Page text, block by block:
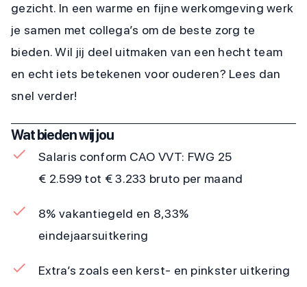
gezicht. In een warme en fijne werkomgeving werk
je samen met collega’s om de beste zorg te
bieden. Wil jij deel uitmaken van een hecht team
en echt iets betekenen voor ouderen? Lees dan
snel verder!
Wat bieden wij jou
Salaris conform CAO VVT: FWG 25
€ 2.599 tot € 3.233 bruto per maand
8% vakantiegeld en 8,33%
eindejaarsuitkering
Extra’s zoals een kerst- en pinkster uitkering